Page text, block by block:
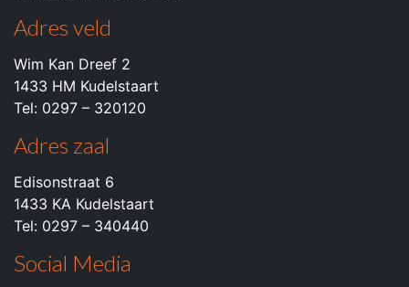
Adres veld
Wim Kan Dreef 2
1433 HM Kudelstaart
Tel: 0297 – 320120
Adres zaal
Edisonstraat 6
1433 KA Kudelstaart
Tel: 0297 – 340440
Social Media